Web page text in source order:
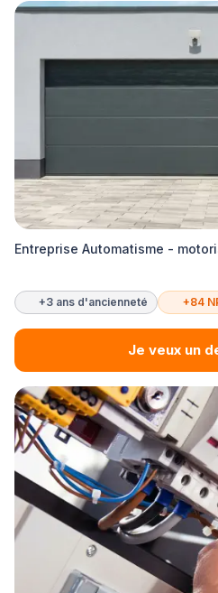
Entreprise Automatisme -
+3 ans d'ancienneté +84
Je veux un